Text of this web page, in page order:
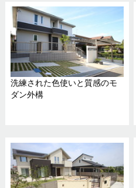
洗練された色使いと質感のモ
ダン外構